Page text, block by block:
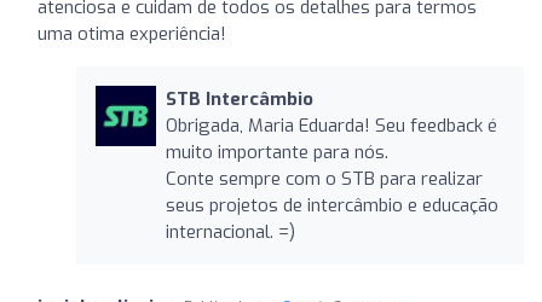
atenciosa e cuidam de todos os detalhes para termos
uma otima experiência!
STB Intercâmbio
Obrigada, Maria Eduarda! Seu feedback é
muito importante para nós.
Conte sempre com o STB para realizar
seus projetos de intercâmbio e educação
internacional. =)